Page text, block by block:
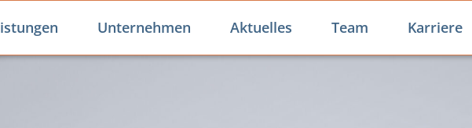
Unternehmen Aktuelles Team Karriere